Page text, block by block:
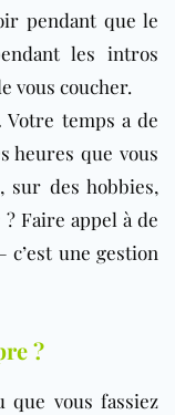
pendant que le
les intros
vous coucher.
Votre temps a de
heures que vous
sur des hobbies,
Faire appel à de
c’est une gestion
?
que vous fassiez